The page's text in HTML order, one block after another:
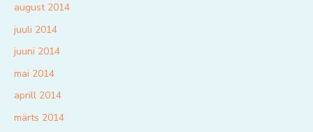
august 2014
juuli 2014
juuni 2014
mai 2014
aprill 2014
märts 2014